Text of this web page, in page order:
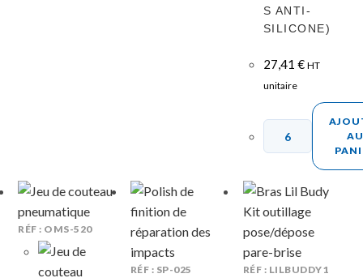
S ANTI-
SILICONE)
27,41 € HT
unitaire
AU
RÉF : OMS-520
RÉF : SP-025 RÉF : LILBUDDY1